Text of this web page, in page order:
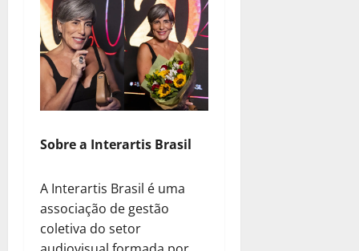
Sobre a Interartis Brasil
A Interartis Brasil é uma
associação de gestão
coletiva do setor